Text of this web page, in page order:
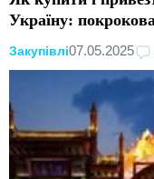
Україну:
Закупівлі07.05.2025